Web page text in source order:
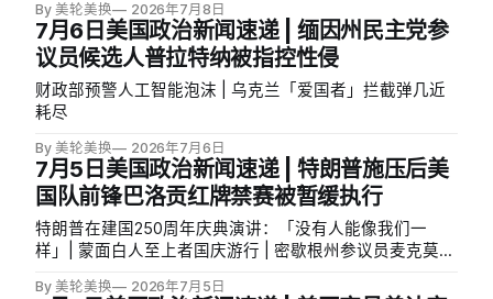
By 美轮美换 2026年7月8日
7月6日美国政治新闻速递 | 缅因州民主党参
议员候选人普拉特纳被指控性侵
财政部预警人工智能泡沫 | 乌克兰「爱国者」拦截弹几近
耗尽
By 美轮美换 2026年7月6日
7月5日美国政治新闻速递 | 特朗普施压后美
国队前锋巴洛贡红牌禁赛被暂缓执行
特朗普在建国250周年庆典演讲：「没有人能像我们一
样」| 蒙面白人至上者国庆游行 | 密歇根州参议员麦克莫罗
By 美轮美换 2026年7月5日